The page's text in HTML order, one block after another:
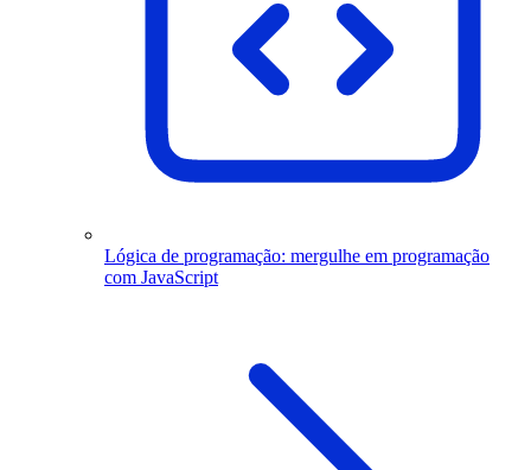
Lógica de programação: mergulhe em programação
com JavaScript